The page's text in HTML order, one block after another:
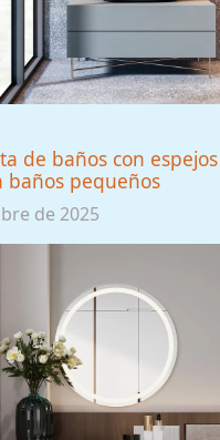
de baños con
baños pequeños
de 2025